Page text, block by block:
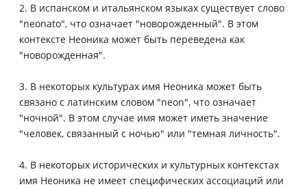
2. В испанском и итальянском языках существует слово
"neonato", что означает "новорожденный". В этом
контексте Неоника может быть переведена как
"новорожденная".
3. В некоторых культурах имя Неоника может быть
связано с латинским словом "neon", что означает
"ночной". В этом случае имя может иметь значение
"человек, связанный с ночью" или "темная личность".
4. В некоторых исторических и культурных контекстах
имя Неоника не имеет специфических ассоциаций или